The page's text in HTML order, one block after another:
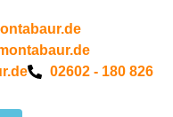
02602 - 180 826